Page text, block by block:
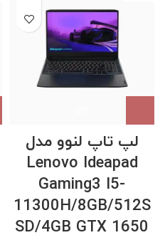
لپ تاپ لنوو مدل
Lenovo Ideapad
Gaming3 I5-
11300H/8GB/512S
SD/4GB GTX 1650